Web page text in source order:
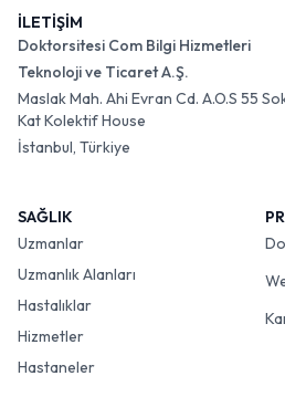
İLETİŞİM
Doktorsitesi Com Bilgi Hizmetleri
Teknoloji ve Ticaret A.Ş.
Maslak Mah. Ahi Evran Cd. A.O.S 55
Kat Kolektif House
İstanbul, Türkiye
SAĞLIK
Uzmanlar
Uzmanlık Alanları
Hastalıklar
Hizmetler
Hastaneler